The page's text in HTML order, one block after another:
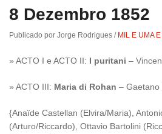
8 Dezembro 1852
Publicado por Jorge Rodrigues / MIL E UMA
» ACTO I e ACTO II: I puritani –
» ACTO III: Maria di Rohan – Gaetano
{Anaïde Castellan (Elvira/Maria),
(Arturo/Riccardo), Ottavio Bartolini